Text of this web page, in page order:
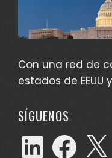
Con una red de
estados de EEUU
SÍGUENOS
LinkedInFacebook
X